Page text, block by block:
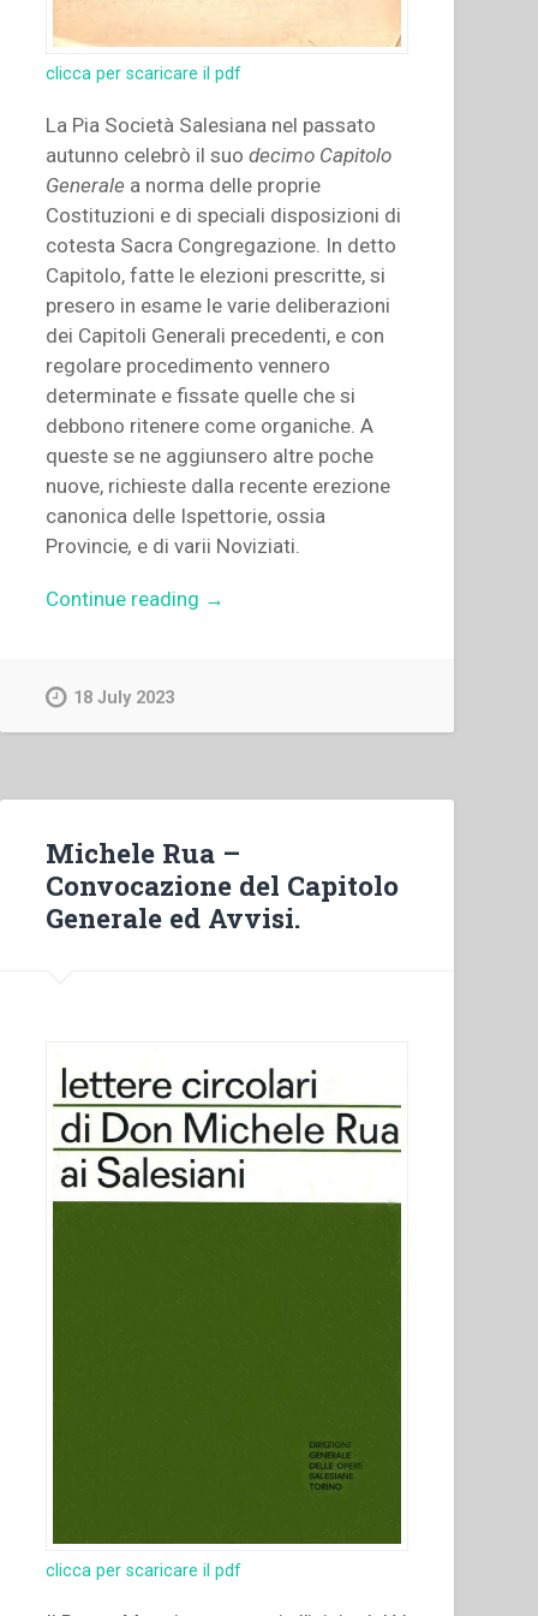
clicca per scaricare il pdf
La Pia Società Salesiana nel passato
autunno celebrò il suodecimo Capitolo
Generale a norma delle proprie
Costituzioni e di speciali disposizioni di
cotesta Sacra Congregazione. In detto
Capitolo, fatte le elezioni prescritte, si
presero in esame le varie deliberazioni
dei Capitoli Generali precedenti, e con
regolare procedimento vennero
determinate e fissate quelle che si
debbono ritenere come organiche. A
queste se ne aggiunsero altre poche
nuove, richieste dalla recente erezione
canonica delle Ispettorie, ossia
Provincie, e di varii Noviziati.
Continue reading “Giovanni
della
Società
Salesiana
da
→
18 July 2023
Michele Rua –
Convocazione del Capitolo
Generale ed Avvisi.
clicca per scaricare il pdf